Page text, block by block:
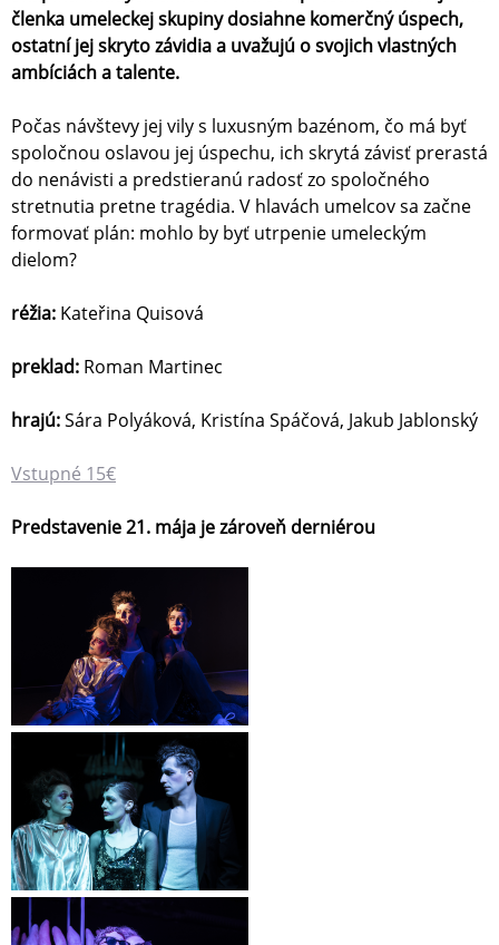
členka umeleckej skupiny dosiahne komerčný úspech,
ostatní jej skryto závidia a uvažujú o svojich vlastných
ambíciách a talente.
Počas návštevy jej vily s luxusným bazénom, čo má byť
spoločnou oslavou jej úspechu, ich skrytá závisť prerastá
do nenávisti a predstieranú radosť zo spoločného
stretnutia pretne tragédia. V hlavách umelcov sa začne
formovať plán: mohlo by byť utrpenie umeleckým
dielom?
réžia: Kateřina Quisová
preklad: Roman Martinec
hrajú:Sára Polyáková, Kristína Spáčová, Jakub Jablonský
Vstupné 15€
Predstavenie 21. mája je zároveň derniérou